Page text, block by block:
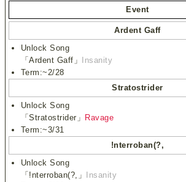
Event
Ardent Gaff
Unlock Song
「Ardent Gaff」
Insanity
Term:~2/28
Stratostrider
Unlock Song
「Stratostrider」 Ravage
Term:~3/31
!nterroban(?,
Unlock Song
「!nterroban(?,」
Insanity